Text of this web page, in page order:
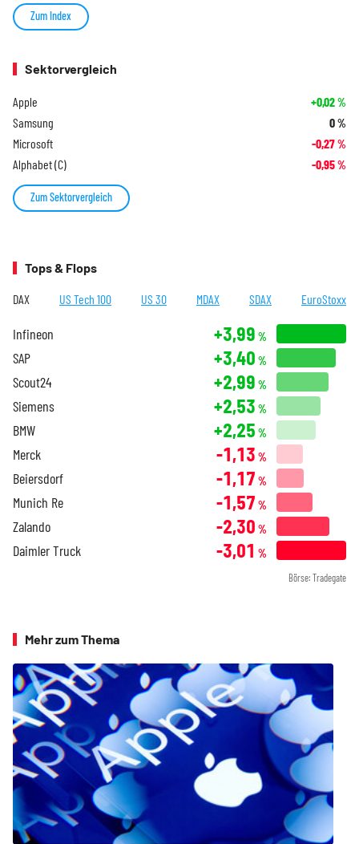
Zum Index
Sektorvergleich
Apple +0,02%
Samsung 0%
Microsoft -0,27%
Alphabet (C) -0,95%
Zum Sektorvergleich
Tops & Flops
DAX US Tech 100 US 30 MDAX SDAX EuroStoxx
Infineon +3,99 %
SAP +3,40 %
Scout24 +2,99 %
Siemens +2,53 %
BMW +2,25 %
Merck -1,13 %
Beiersdorf -1,17 %
Munich Re -1,57 %
Zalando -2,30 %
Daimler Truck -3,01 %
Börse: Tradegate
Mehr zum Thema